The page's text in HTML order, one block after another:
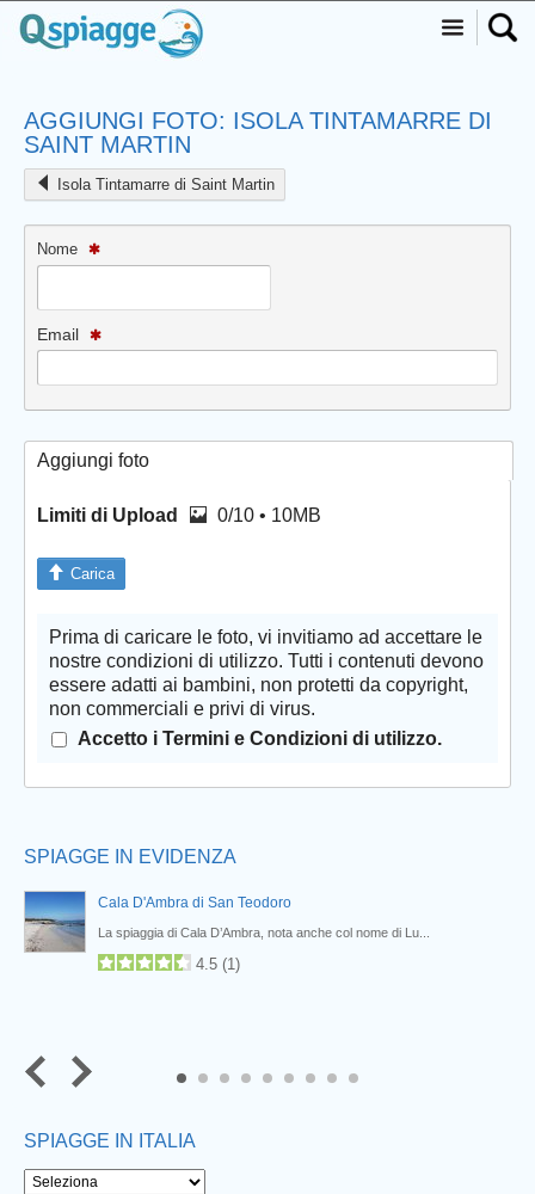
AGGIUNGI FOTO: ISOLA TINTAMARRE DI
SAINT MARTIN
Isola Tintamarre di Saint Martin
Nome
Email
Aggiungi foto
Limiti di Upload 0/10 • 10MB
Carica
Prima di caricare le foto, vi invitiamo ad accettare le
nostre condizioni di utilizzo. Tutti i contenuti devono
essere adatti ai bambini, non protetti da copyright,
non commerciali e privi di virus.
Accetto i Termini e Condizioni di utilizzo.
SPIAGGE IN EVIDENZA
Cala D'Ambra di San Teodoro
La spiaggia di Cala D’Ambra, nota anche col nome di Lu...
4.5 (1)
Prev
8
SPIAGGE IN ITALIA